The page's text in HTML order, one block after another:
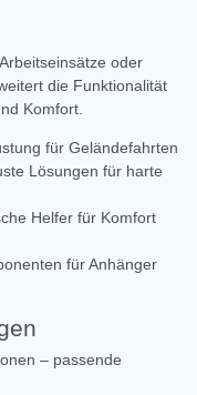
oder
die Funktionalität
Komfort.
für Geländefahrten
Lösungen für harte
Helfer für Komfort
für Anhänger
– passende